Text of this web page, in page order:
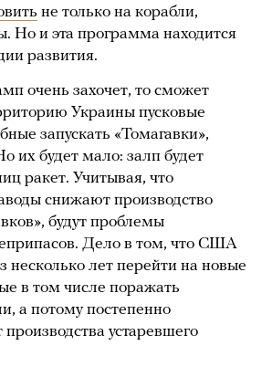
не только на корабли,
Но и эта программа находится
развития.
очень захочет, то сможет
Украины пусковые
запускать «Томагавки»,
их будет мало: залп будет
ракет. Учитывая, что
снижают производство
будут проблемы
Дело в том, что США
несколько лет перейти на новые
в том числе поражать
а потому постепенно
устаревшего